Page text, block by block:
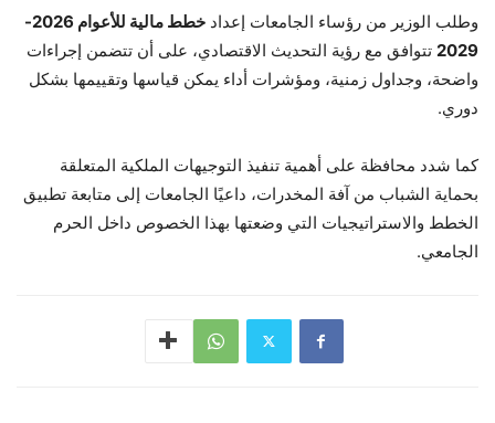
وطلب الوزير من رؤساء الجامعات إعداد
خطط مالية للأعوام 2026-
2029 تتوافق مع رؤية التحديث الاقتصادي، على أن تتضمن إجراءات
واضحة، وجداول زمنية، ومؤشرات أداء يمكن قياسها وتقييمها بشكل
دوري.
كما شدد محافظة على أهمية تنفيذ التوجيهات الملكية المتعلقة
بحماية الشباب من آفة المخدرات، داعيًا الجامعات إلى متابعة تطبيق
الخطط والاستراتيجيات التي وضعتها بهذا الخصوص داخل الحرم
الجامعي.